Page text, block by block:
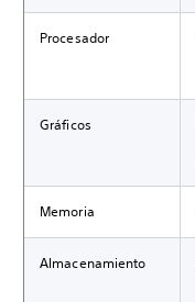
Procesador
Gráficos
Memoria
Almacenamiento